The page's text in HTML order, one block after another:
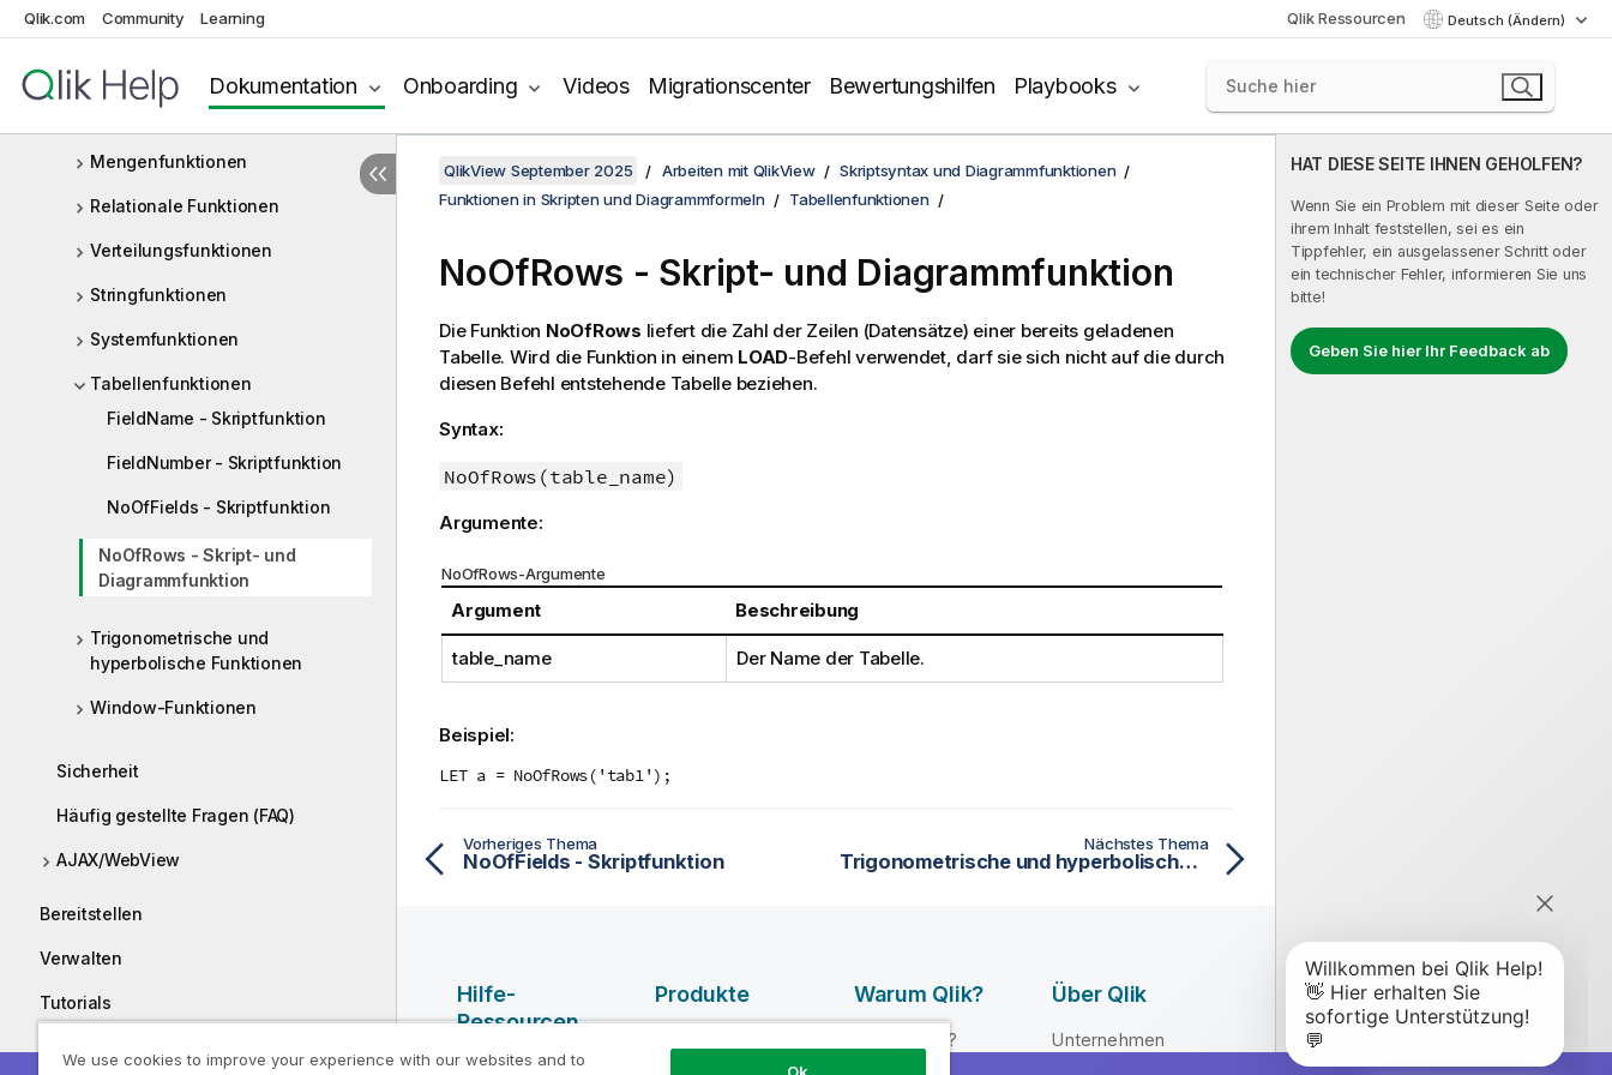
Qlik.com Community Learning Qlik Ressourcen Deutsch (Ändern)
Dokumentation Onboarding Videos Migrationscenter Bewertungshilfen Playbooks
Mapping-Funktionen
Mathematische Funktionen
Mengenfunktionen
Relationale Funktionen
Verteilungsfunktionen
Stringfunktionen
Systemfunktionen
Tabellenfunktionen
FieldName - Skriptfunktion
FieldNumber - Skriptfunktion
NoOfFields - Skriptfunktion
NoOfRows - Skript- und
Diagrammfunktion
Trigonometrische und
hyperbolische Funktionen
Window-Funktionen
Sicherheit
Häufig gestellte Fragen (FAQ)
AJAX/WebView
Bereitstellen
Verwalten
Tutorials
HAT DIESE SEITE IHNEN GEHOLFEN?
Wenn Sie ein Problem mit dieser Seite oder
ihrem Inhalt feststellen, sei es ein
Tippfehler, ein ausgelassener Schritt oder
ein technischer Fehler, informieren Sie uns
bitte!
Geben Sie hier Ihr Feedback ab
QlikView September 2025 Arbeiten mit QlikView
Skriptsyntax und Diagrammfunktionen
Funktionen in Skripten und Diagrammformeln
Tabellenfunktionen
NoOfRows - Skript- und Diagrammfunktion
Die Funktion NoOfRows liefert die Zahl der Zeilen (Datensätze) einer bereits geladenen
Tabelle. Wird die Funktion in einem LOAD-Befehl verwendet, darf sie sich nicht auf die durch
diesen Befehl entstehende Tabelle beziehen.
Syntax:
NoOfRows(table_name)
Argumente:
NoOfRows-Argumente
Argument Beschreibung
table_name Der Name der Tabelle.
Beispiel:
LET a = NoOfRows('tab1');
Vorheriges Thema
NoOfFields - Skriptfunktion
Nächstes Thema
Trigonometrische und hyperbolische Funktionen
Hilfe-
Ressourcen
Qlik Hilfe-Videos
Produkte
ON UND -
Warum Qlik?
Warum Qlik?
Über Qlik
Unternehmen
We use cookies to improve your experience with our websites and to